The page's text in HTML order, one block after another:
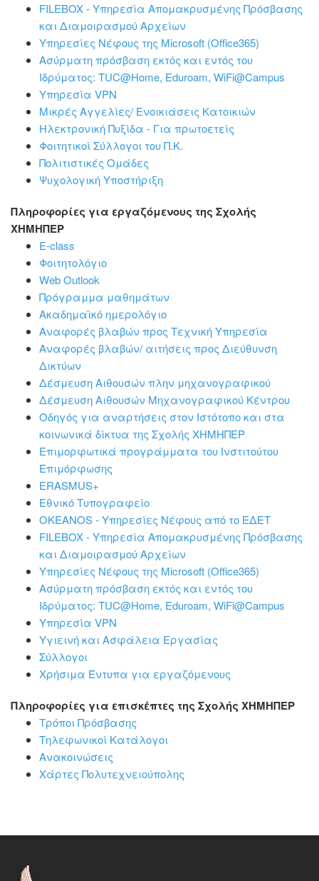
FILEBOX - Υπηρεσία Απομακρυσμένης Πρόσβασης
και Διαμοιρασμού Αρχείων
Υπηρεσίες Νέφους της Microsoft (Office365)
Ασύρματη πρόσβαση εκτός και εντός του
Ιδρύματος: ΤUC@Home, Eduroam, WiFi@Campus
Υπηρεσία VPN
Μικρές Αγγελίες/ Ενοικιάσεις Κατοικιών
Ηλεκτρονική Πυξίδα - Για πρωτοετείς
Φοιτητικοί Σύλλογοι του Π.Κ.
Πολιτιστικές Ομάδες
Ψυχολογική Υποστήριξη
Πληροφορίες για εργαζόμενους της Σχολής
ΧΗΜΗΠΕΡ
E-class
Φοιτητολόγιο
Web Outlook
Πρόγραμμα μαθημάτων
Ακαδημαϊκό ημερολόγιο
Αναφορές βλαβών προς Τεχνική Υπηρεσία
Αναφορές βλαβών/ αιτήσεις προς Διεύθυνση
Δικτύων
Δέσμευση Αιθουσών πλην μηχανογραφικού
Δέσμευση Αιθουσών Μηχανογραφικού Κέντρου
Οδηγός για αναρτήσεις στον Ιστότοπο και στα
κοινωνικά δίκτυα της Σχολής ΧΗΜΗΠΕΡ
Επιμορφωτικά προγράμματα του Ινστιτούτου
Επιμόρφωσης
ERASMUS+
Εθνικό Τυπογραφείο
OKEANOS - Υπηρεσίες Νέφους από το ΕΔΕΤ
FILEBOX - Υπηρεσία Απομακρυσμένης Πρόσβασης
και Διαμοιρασμού Αρχείων
Υπηρεσίες Νέφους της Microsoft (Office365)
Ασύρματη πρόσβαση εκτός και εντός του
Ιδρύματος: ΤUC@Home, Eduroam, WiFi@Campus
Υπηρεσία VPN
Υγιεινή και Ασφάλεια Εργασίας
Σύλλογοι
Χρήσιμα Έντυπα για εργαζόμενους
Πληροφορίες για επισκέπτες της Σχολής ΧΗΜΗΠΕΡ
Τρόποι Πρόσβασης
Τηλεφωνικοί Κατάλογοι
Ανακοινώσεις
Χάρτες Πολυτεχνειούπολης